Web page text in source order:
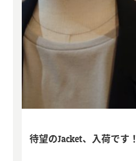
待望のJacket、入荷です！